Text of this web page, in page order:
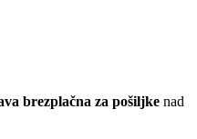
brezplačna za pošiljke nad